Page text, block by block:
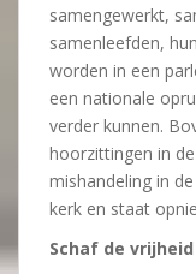
samengewerkt,
samenleefden,
worden in een
een nationale
verder kunnen.
hoorzittingen in
mishandeling in
kerk en staat
Schaf de